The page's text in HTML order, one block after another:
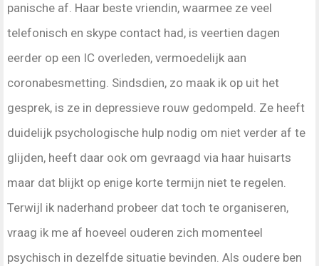
panische af. Haar beste vriendin, waarmee ze veel
telefonisch en skype contact had, is veertien dagen
eerder op een IC overleden, vermoedelijk aan
coronabesmetting. Sindsdien, zo maak ik op uit het
gesprek, is ze in depressieve rouw gedompeld. Ze heeft
duidelijk psychologische hulp nodig om niet verder af te
glijden, heeft daar ook om gevraagd via haar huisarts
maar dat blijkt op enige korte termijn niet te regelen.
Terwijl ik naderhand probeer dat toch te organiseren,
vraag ik me af hoeveel ouderen zich momenteel
psychisch in dezelfde situatie bevinden. Als oudere ben